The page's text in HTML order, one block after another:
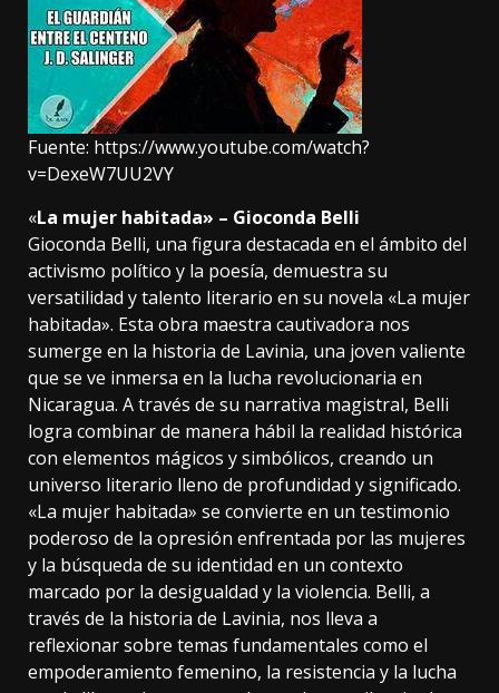
Fuente: https://www.youtube.com/watch?
v=DexeW7UU2VY
«La mujer habitada» – Gioconda Belli
Gioconda Belli, una figura destacada en el ámbito del
activismo político y la poesía, demuestra su
versatilidad y talento literario en su novela «La mujer
habitada». Esta obra maestra cautivadora nos
sumerge en la historia de Lavinia, una joven valiente
que se ve inmersa en la lucha revolucionaria en
Nicaragua. A través de su narrativa magistral, Belli
logra combinar de manera hábil la realidad histórica
con elementos mágicos y simbólicos, creando un
universo literario lleno de profundidad y significado.
«La mujer habitada» se convierte en un testimonio
poderoso de la opresión enfrentada por las mujeres
y la búsqueda de su identidad en un contexto
marcado por la desigualdad y la violencia. Belli, a
través de la historia de Lavinia, nos lleva a
reflexionar sobre temas fundamentales como el
empoderamiento femenino, la resistencia y la lucha